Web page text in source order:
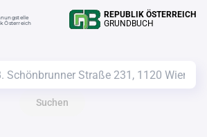
Österreich
REPUBLIK ÖSTERREICH
GRUNDBUCH
Suchen